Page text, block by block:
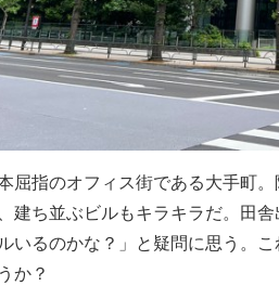
屈指のオフィス街である大手町
建ち並ぶビルもキラキラだ。田
いるのかな？」と疑問に思う。
か？